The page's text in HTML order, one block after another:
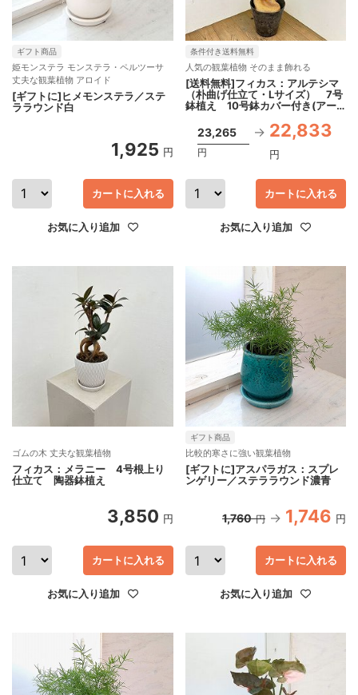
ギフト商品
姫モンステラ モンステラ・ペルツーサ
丈夫な観葉植物 アロイド
[ギフトに]ヒメモンステラ／ステ
ララウンド白
1,925 円
お気に入り追加
カートに入れる
条件付き送料無料
人気の観葉植物 そのまま飾れる
[送料無料]フィカス：アルテシマ
（朴曲げ仕立て・Lサイズ） 7号
鉢植え 10号鉢カバー付き(アー
23,265
円
22,833
円
お気に入り追加
カートに入れる
ゴムの木 丈夫な観葉植物
フィカス：メラニー 4号根上り
仕立て 陶器鉢植え
3,850 円
お気に入り追加
カートに入れる
ギフト商品
比較的寒さに強い観葉植物
[ギフトに]アスパラガス：スプレ
ンゲリー／ステララウンド濃青
1,760 円 1,746 円
お気に入り追加
カートに入れる